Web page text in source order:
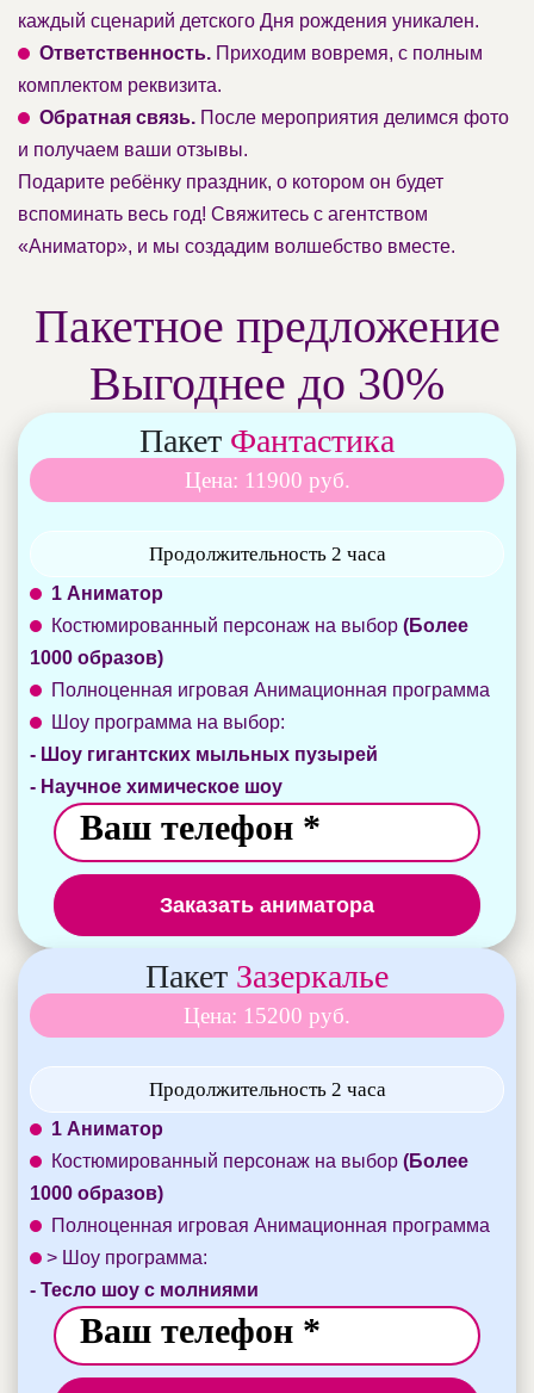
каждый сценарий детского Дня рождения уникален.
Ответственность. Приходим вовремя, с полным
комплектом реквизита.
Обратная связь. После мероприятия делимся фото
и получаем ваши отзывы.
Подарите ребёнку праздник, о котором он будет
вспоминать весь год! Свяжитесь с агентством
«Аниматор», и мы создадим волшебство вместе.
Пакетное предложение
Выгоднее до 30%
Пакет Фантастика
Цена: 11900 руб.
Продолжительность 2 часа
1 Аниматор
Костюмированный персонаж на выбор (Более
1000 образов)
Полноценная игровая Анимационная программа
Шоу программа на выбор:
- Шоу гигантских мыльных пузырей
- Научное химическое шоу
Заказать аниматора
Пакет Зазеркалье
Цена: 15200 руб.
Продолжительность 2 часа
1 Аниматор
Костюмированный персонаж на выбор (Более
1000 образов)
Полноценная игровая Анимационная программа
> Шоу программа:
- Тесло шоу с молниями